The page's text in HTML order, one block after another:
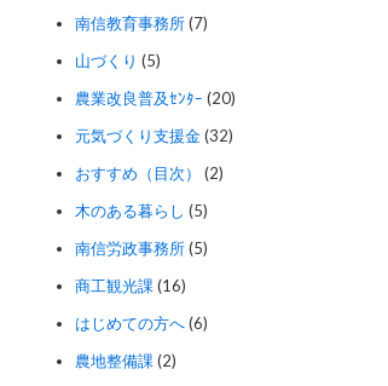
南信教育事務所(7)
山づくり (5)
農業改良普及ｾﾝﾀｰ (20)
元気づくり支援金(32)
おすすめ（目次）
(2)
木のある暮らし (5)
南信労政事務所(5)
商工観光課 (16)
はじめての方へ(6)
農地整備課 (2)